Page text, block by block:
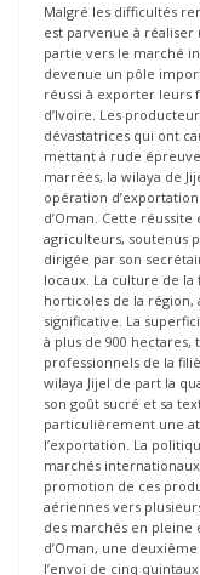
Malgré les difficultés
est parvenue à
partie vers le marché
devenue un pôle
réussi à exporter leurs
d’Ivoire. Les
dévastatrices qui ont
mettant à rude
marrées, la wilaya de
opération
d’Oman. Cette
agriculteurs, soutenus
dirigée par son
locaux. La culture de la
horticoles de la région,
significative. La
à plus de 900 hectares,
professionnels de la
wilaya Jijel de part la
son goût sucré et sa
particulièrement une
l’exportation. La
marchés
promotion de ces
aériennes vers
des marchés en pleine
d’Oman, une
l’envoi de cinq